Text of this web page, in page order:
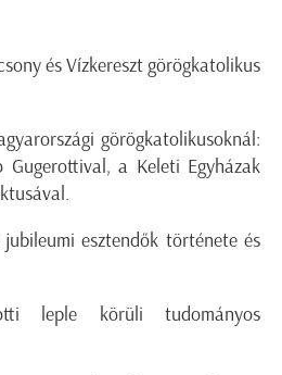
és Vízkereszt görögkatolikus
görögkatolikusoknál:
a Keleti Egyházak
esztendők története és
leple körüli tudományos